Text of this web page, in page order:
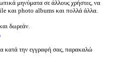
μηνύματα σε άλλους χρήστες, να
και photo albums και πολλά άλλα.
δωρεάν.
κατά την εγγραφή σας, παρακαλώ